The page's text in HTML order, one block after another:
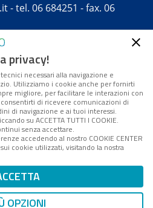
- tel. 06 684251 - fax. 06
telematica iscritta
del Tribunale di Roma -
2008 - Direttore resp. Michela
soggetta a Direzione e
Digital360 S.p.A. - FPA s.r.l.
il sistema di management
n. 10693191008 - R.E.A. Roma
ISP AWS
del sito
privacy!
necessari alla navigazione e
Utilizziamo i cookie anche per fornirti
migliore, per facilitare le interazioni con
di ricevere comunicazioni di
di navigazione e ai tuoi interessi.
su ACCETTA TUTTI I COOKIE.
senza accettare.
accedendo al nostro COOKIE CENTER
cookie utilizzati, visitando la nostra
OPZIONI